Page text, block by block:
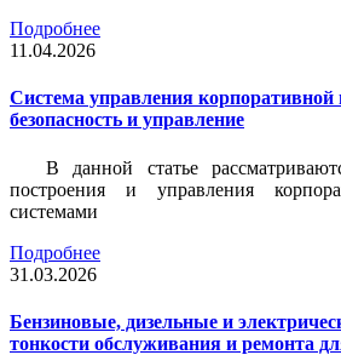
Подробнее
11.04.2026
Система управления корпоративной
безопасность и управление
В данной статье
построения и управления
системами
Подробнее
31.03.2026
Бензиновые, дизельные и
тонкости обслуживания и ремонта